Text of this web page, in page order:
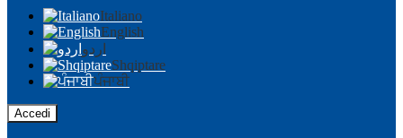
Italiano
English
اردو
Shqiptare
ਪੰਜਾਬੀ
Accedi